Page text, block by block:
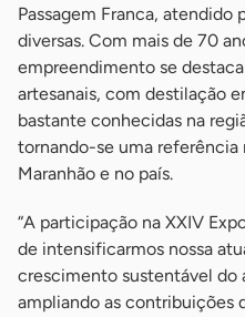
Passagem Franca, atendido
diversas. Com mais de 70
empreendimento se
artesanais, com destilação
bastante conhecidas na
tornando-se uma
Maranhão e no país. ​
“A participação na XXIV
de intensificarmos nossa
crescimento sustentável do
ampliando as contribuições